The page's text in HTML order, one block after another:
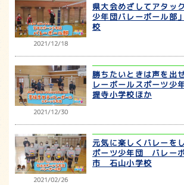
2021/12/18
県大会めざしてアタッ
少年団バレーボール部
校
2021/12/30
勝ちたいときは声を出
レーボールスポーツ
提寺小学校ほか
2021/02/26
元気に楽しくバレーを
ポーツ少年団 バレー
市 石山小学校